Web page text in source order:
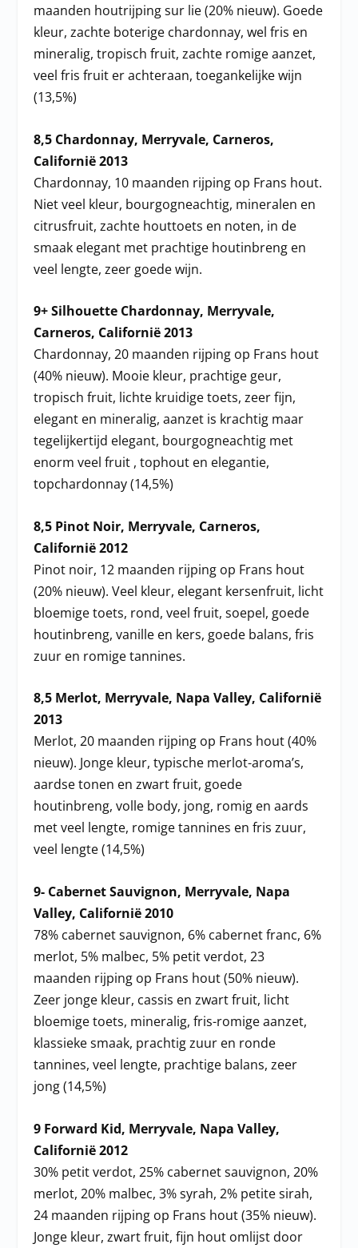
maanden houtrijping sur lie (20% nieuw). Goede
kleur, zachte boterige chardonnay, wel fris en
mineralig, tropisch fruit, zachte romige aanzet,
veel fris fruit er achteraan, toegankelijke wijn
(13,5%)
8,5 Chardonnay, Merryvale, Carneros,
Californië 2013
Chardonnay, 10 maanden rijping op Frans hout.
Niet veel kleur, bourgogneachtig, mineralen en
citrusfruit, zachte houttoets en noten, in de
smaak elegant met prachtige houtinbreng en
veel lengte, zeer goede wijn.
9+ Silhouette Chardonnay, Merryvale,
Carneros, Californië 2013
Chardonnay, 20 maanden rijping op Frans hout
(40% nieuw). Mooie kleur, prachtige geur,
tropisch fruit, lichte kruidige toets, zeer fijn,
elegant en mineralig, aanzet is krachtig maar
tegelijkertijd elegant, bourgogneachtig met
enorm veel fruit , tophout en elegantie,
topchardonnay (14,5%)
8,5 Pinot Noir, Merryvale, Carneros,
Californië 2012
Pinot noir, 12 maanden rijping op Frans hout
(20% nieuw). Veel kleur, elegant kersenfruit, licht
bloemige toets, rond, veel fruit, soepel, goede
houtinbreng, vanille en kers, goede balans, fris
zuur en romige tannines.
8,5 Merlot, Merryvale, Napa Valley, Californië
2013
Merlot, 20 maanden rijping op Frans hout (40%
nieuw). Jonge kleur, typische merlot-aroma’s,
aardse tonen en zwart fruit, goede
houtinbreng, volle body, jong, romig en aards
met veel lengte, romige tannines en fris zuur,
veel lengte (14,5%)
9- Cabernet Sauvignon, Merryvale, Napa
Valley, Californië 2010
78% cabernet sauvignon, 6% cabernet franc, 6%
merlot, 5% malbec, 5% petit verdot, 23
maanden rijping op Frans hout (50% nieuw).
Zeer jonge kleur, cassis en zwart fruit, licht
bloemige toets, mineralig, fris-romige aanzet,
klassieke smaak, prachtig zuur en ronde
tannines, veel lengte, prachtige balans, zeer
jong (14,5%)
9 Forward Kid, Merryvale, Napa Valley,
Californië 2012
30% petit verdot, 25% cabernet sauvignon, 20%
merlot, 20% malbec, 3% syrah, 2% petite sirah,
24 maanden rijping op Frans hout (35% nieuw).
Jonge kleur, zwart fruit, fijn hout omlijst door